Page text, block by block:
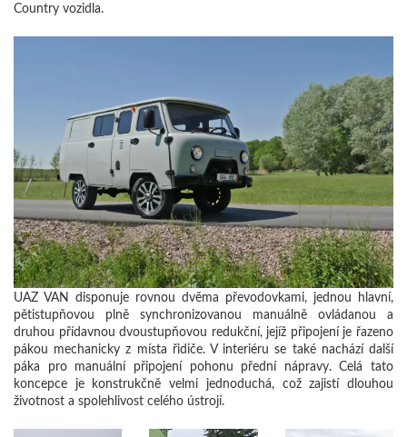
Country vozidla.
UAZ VAN disponuje rovnou dvěma převodovkami, jednou hlavní,
pětistupňovou plně synchronizovanou manuálně ovládanou a
druhou přídavnou dvoustupňovou redukční, jejíž připojení je řazeno
pákou mechanicky z místa řidiče. V interiéru se také nachází další
páka pro manuální připojení pohonu přední nápravy. Celá tato
koncepce je konstrukčně velmi jednoduchá, což zajistí dlouhou
životnost a spolehlivost celého ústrojí.